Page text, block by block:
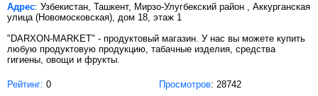
Адрес: Узбекистан, Ташкент, Мирзо-Улугбекский район , Аккурганская
улица (Новомосковская), дом 18, этаж 1
"DARXON-MARKET" - продуктовый магазин. У нас вы можете купить
любую продуктовую продукцию, табачные изделия, средства
гигиены, овощи и фрукты.
Рейтинг: 0 Просмотров: 28742